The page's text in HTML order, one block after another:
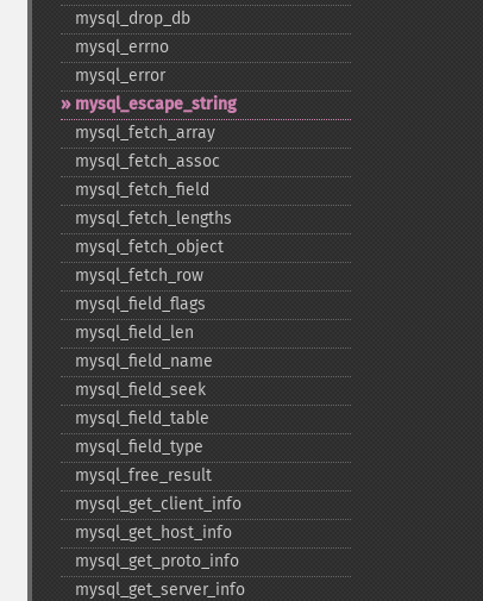
mysql_​drop_​db
mysql_​errno
mysql_​error
mysql_​escape_​string
mysql_​fetch_​array
mysql_​fetch_​assoc
mysql_​fetch_​field
mysql_​fetch_​lengths
mysql_​fetch_​object
mysql_​fetch_​row
mysql_​field_​flags
mysql_​field_​len
mysql_​field_​name
mysql_​field_​seek
mysql_​field_​table
mysql_​field_​type
mysql_​free_​result
mysql_​get_​client_​info
mysql_​get_​host_​info
mysql_​get_​proto_​info
mysql_​get_​server_​info